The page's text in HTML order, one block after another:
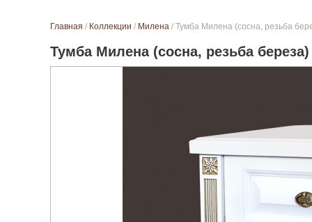
Вы здесь
Главная / Коллекции / Милена / Тумба Милена (сосна, резьба
Тумба Милена (сосна, резьба береза)